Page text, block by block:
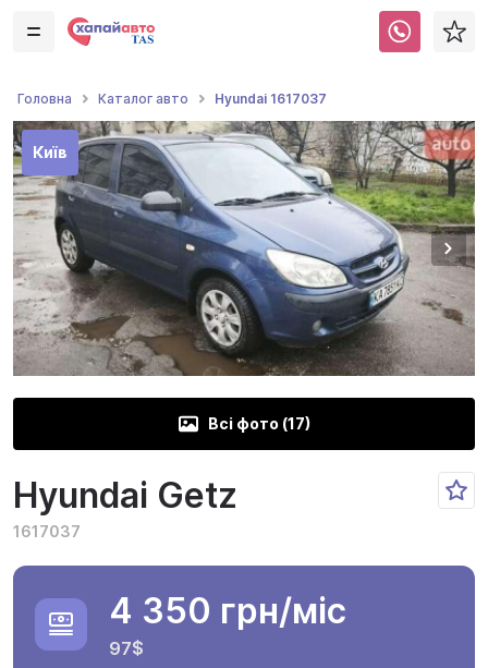
Головна Каталог авто Hyundai 1617037
Київ
Всі фото (17)
Hyundai Getz
1617037
4 350 грн/міс
97$